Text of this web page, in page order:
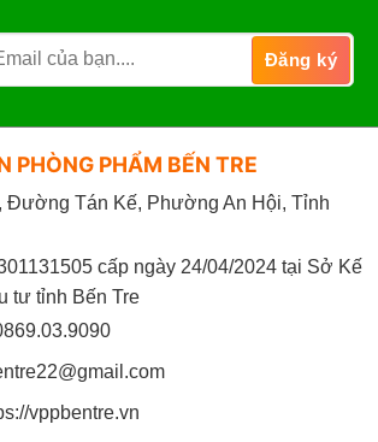
PHÒNG PHẨM BẾN TRE
Đường Tán Kế, Phường An Hội, Tỉnh
cấp ngày 24/04/2024 tại Sở Kế
tư tỉnh Bến Tre
vppbentre.vn